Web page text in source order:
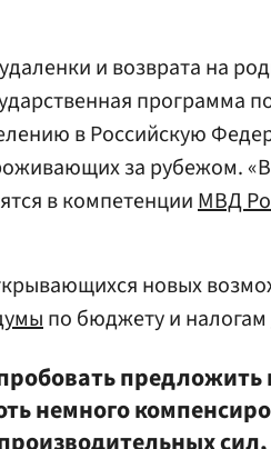
и возврата на
программа
в Российскую
за рубежом.
в компетенцииМВД
новых
по бюджету и налогам
предложить
немного